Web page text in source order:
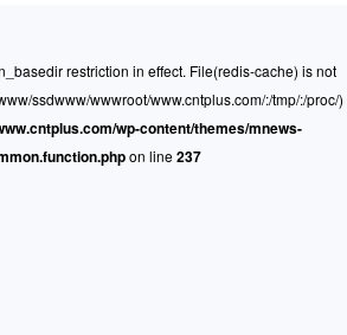
restriction in effect. File(redis-cache) is not
ssdwww/wwwroot/www.cntplus.com/:/tmp/:/proc/)
wp-content/themes/mnews-
on line237